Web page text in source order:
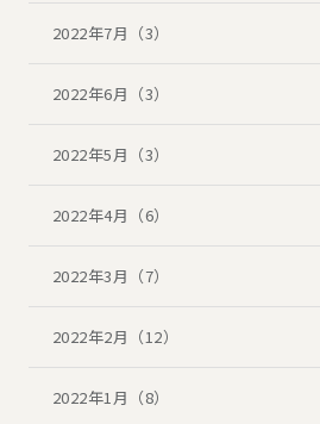
2022年7月（3）
2022年6月（3）
2022年5月（3）
2022年4月（6）
2022年3月（7）
2022年2月（12）
2022年1月（8）